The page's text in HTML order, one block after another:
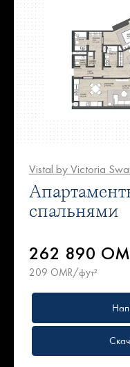
Vistal by Victoria
спальнями
262 890
209 OMR/фут²